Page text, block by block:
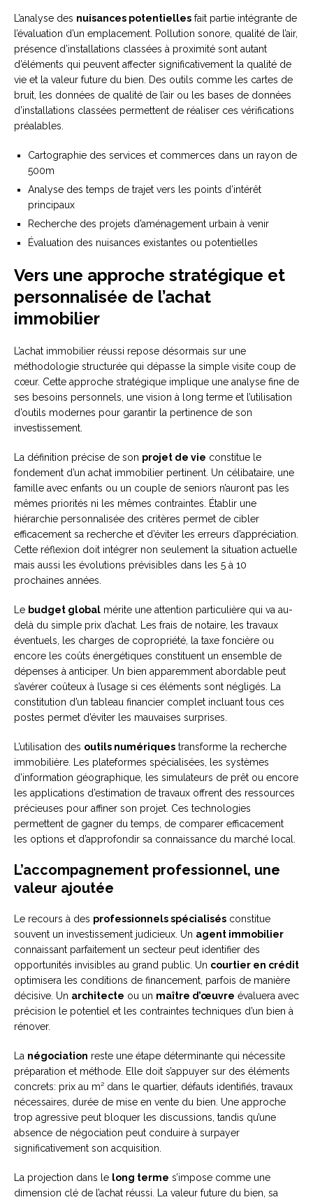
L’analyse des nuisances potentielles fait partie intégrante de
l’évaluation d’un emplacement. Pollution sonore, qualité de l’air,
présence d’installations classées à proximité sont autant
d’éléments qui peuvent affecter significativement la qualité de
vie et la valeur future du bien. Des outils comme les cartes de
bruit, les données de qualité de l’air ou les bases de données
d’installations classées permettent de réaliser ces vérifications
préalables.
Cartographie des services et commerces dans un rayon de
500m
Analyse des temps de trajet vers les points d’intérêt
principaux
Recherche des projets d’aménagement urbain à venir
Évaluation des nuisances existantes ou potentielles
Vers une approche stratégique et
personnalisée de l’achat
immobilier
L’achat immobilier réussi repose désormais sur une
méthodologie structurée qui dépasse la simple visite coup de
cœur. Cette approche stratégique implique une analyse fine de
ses besoins personnels, une vision à long terme et l’utilisation
d’outils modernes pour garantir la pertinence de son
investissement.
La définition précise de son projet de vie constitue le
fondement d’un achat immobilier pertinent. Un célibataire, une
famille avec enfants ou un couple de seniors n’auront pas les
mêmes priorités ni les mêmes contraintes. Établir une
hiérarchie personnalisée des critères permet de cibler
efficacement sa recherche et d’éviter les erreurs d’appréciation.
Cette réflexion doit intégrer non seulement la situation actuelle
mais aussi les évolutions prévisibles dans les 5 à 10
prochaines années.
Le budget global mérite une attention particulière qui va au-
delà du simple prix d’achat. Les frais de notaire, les travaux
éventuels, les charges de copropriété, la taxe foncière ou
encore les coûts énergétiques constituent un ensemble de
dépenses à anticiper. Un bien apparemment abordable peut
s’avérer coûteux à l’usage si ces éléments sont négligés. La
constitution d’un tableau financier complet incluant tous ces
postes permet d’éviter les mauvaises surprises.
L’utilisation des outils numériques transforme la recherche
immobilière. Les plateformes spécialisées, les systèmes
d’information géographique, les simulateurs de prêt ou encore
les applications d’estimation de travaux offrent des ressources
précieuses pour affiner son projet. Ces technologies
permettent de gagner du temps, de comparer efficacement
les options et d’approfondir sa connaissance du marché local.
L’accompagnement professionnel, une
valeur ajoutée
Le recours à des professionnels spécialisés constitue
souvent un investissement judicieux. Un agent immobilier
connaissant parfaitement un secteur peut identifier des
opportunités invisibles au grand public. Un courtier en crédit
optimisera les conditions de financement, parfois de manière
décisive. Un architecte ou un maître d’œuvre évaluera avec
précision le potentiel et les contraintes techniques d’un bien à
rénover.
La négociation reste une étape déterminante qui nécessite
préparation et méthode. Elle doit s’appuyer sur des éléments
concrets: prix au m² dans le quartier, défauts identifiés, travaux
nécessaires, durée de mise en vente du bien. Une approche
trop agressive peut bloquer les discussions, tandis qu’une
absence de négociation peut conduire à surpayer
significativement son acquisition.
La projection dans le long terme s’impose comme une
dimension clé de l’achat réussi. La valeur future du bien, sa